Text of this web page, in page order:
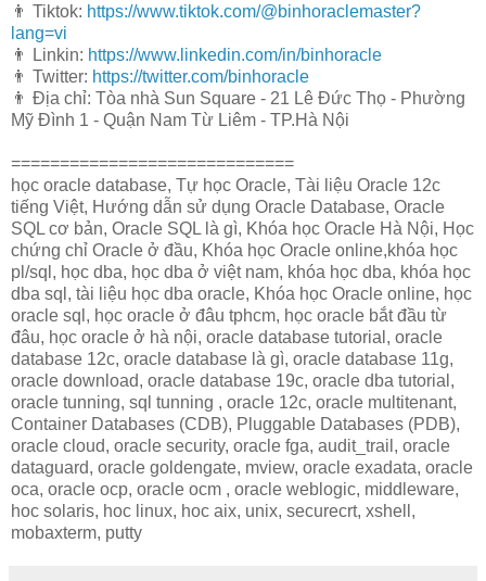
👨 Tiktok: https://www.tiktok.com/@binhoraclemaster?
lang=vi
👨 Linkin: https://www.linkedin.com/in/binhoracle
👨 Twitter: https://twitter.com/binhoracle
👨 Địa chỉ: Tòa nhà Sun Square - 21 Lê Đức Thọ - Phường
Mỹ Đình 1 - Quận Nam Từ Liêm - TP.Hà Nội
=============================
học oracle database, Tự học Oracle, Tài liệu Oracle 12c
tiếng Việt, Hướng dẫn sử dụng Oracle Database, Oracle
SQL cơ bản, Oracle SQL là gì, Khóa học Oracle Hà Nội, Học
chứng chỉ Oracle ở đầu, Khóa học Oracle online,khóa học
pl/sql, học dba, học dba ở việt nam, khóa học dba, khóa học
dba sql, tài liệu học dba oracle, Khóa học Oracle online, học
oracle sql, học oracle ở đâu tphcm, học oracle bắt đầu từ
đâu, học oracle ở hà nội, oracle database tutorial, oracle
database 12c, oracle database là gì, oracle database 11g,
oracle download, oracle database 19c, oracle dba tutorial,
oracle tunning, sql tunning , oracle 12c, oracle multitenant,
Container Databases (CDB), Pluggable Databases (PDB),
oracle cloud, oracle security, oracle fga, audit_trail, oracle
dataguard, oracle goldengate, mview, oracle exadata, oracle
oca, oracle ocp, oracle ocm , oracle weblogic, middleware,
hoc solaris, hoc linux, hoc aix, unix, securecrt, xshell,
mobaxterm, putty